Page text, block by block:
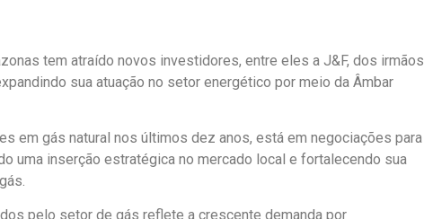
tem atraído novos investidores, entre eles a J&F, dos irmãos
sua atuação no setor energético por meio da Âmbar
em gás natural nos últimos dez anos, está em negociações para
uma inserção estratégica no mercado local e fortalecendo sua
pelo setor de gás reflete a crescente demanda por